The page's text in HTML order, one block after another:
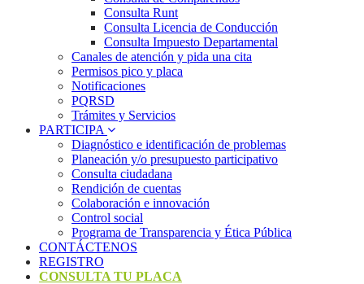
Consulta Runt
Consulta Licencia de Conducción
Consulta Impuesto Departamental
Canales de atención y pida una cita
Permisos pico y placa
Notificaciones
PQRSD
Trámites y Servicios
PARTICIPA
Diagnóstico e identificación de problemas
Planeación y/o presupuesto participativo​
Consulta ciudadana
Rendición de cuentas
Colaboración e innovación
Control social
Programa de Transparencia y Ética Pública
CONTÁCTENOS
REGISTRO
CONSULTA TU PLACA